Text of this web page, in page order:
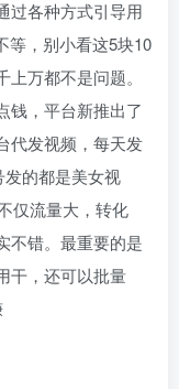
过各种方式引导用
等，别小看这5块10
万都不是问题。
钱，平台新推出了
代发视频，每天发
的都是美女视
仅流量大，转化
不错。最重要的是
干，还可以批量